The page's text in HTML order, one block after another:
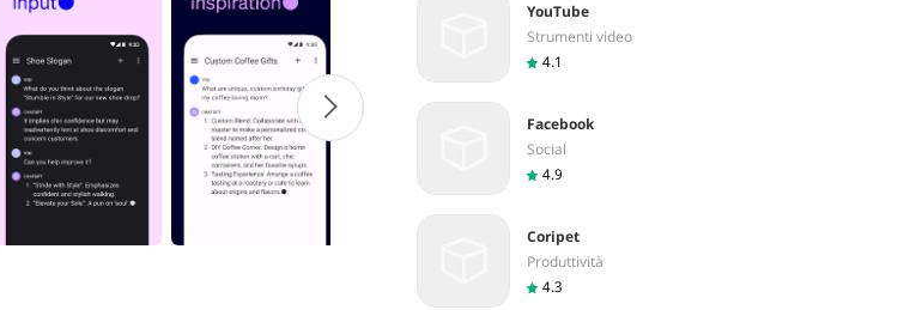
YouTube
Strumenti video
4.1
Facebook
Social
4.9
Coripet
Produttività
4.3